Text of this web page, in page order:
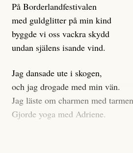
dessa granskningar på olika
en mängd intervjupersoner,
möjlighet att bemöta för såväl
engagera sig i Palestinarörelsen
grupper där Säpo-resursen
Researchen är grundlig.
Möjligen är det egentligen inte
som stör?
På Borderlandfestivalen
med guldglitter på min kind
byggde vi oss vackra skydd
undan själens isande vind.
Jag dansade ute i skogen,
och jag drogade med min vän.
Jag läste om charmen med
Gjorde yoga med Adriene.